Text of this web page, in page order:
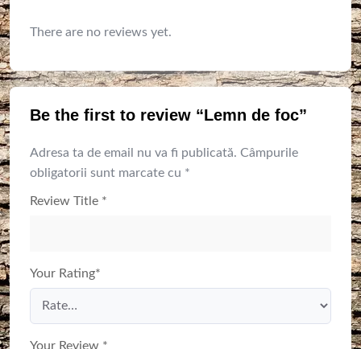
There are no reviews yet.
Be the first to review “Lemn de foc”
Adresa ta de email nu va fi publicată. Câmpurile
obligatorii sunt marcate cu *
Review Title *
Your Rating*
Your Review *